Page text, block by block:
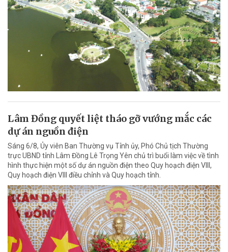
Lâm Đồng quyết liệt tháo gỡ vướng mắc các
dự án nguồn điện
Sáng 6/8, Ủy viên Ban Thường vụ Tỉnh ủy, Phó Chủ tịch Thường
trực UBND tỉnh Lâm Đồng Lê Trọng Yên chủ trì buổi làm việc về tình
hình thực hiện một số dự án nguồn điện theo Quy hoạch điện VIII,
Quy hoạch điện VIII điều chỉnh và Quy hoạch tỉnh.